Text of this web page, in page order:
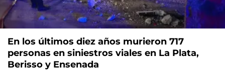
En los últimos diez años murieron 717
personas en siniestros viales en La Plata,
Berisso y Ensenada